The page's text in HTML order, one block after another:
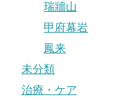
瑞牆山
甲府幕岩
鳳来
未分類
治療・ケア